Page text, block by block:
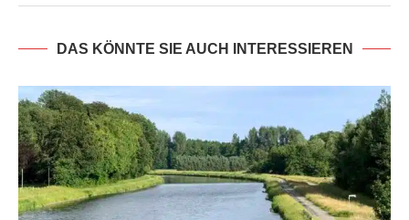
DAS KÖNNTE SIE AUCH INTERESSIEREN